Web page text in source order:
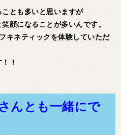
とも多いと思いますが
顔になることが多いんです。
キネティックを体験していただ
！
んとも一緒にで